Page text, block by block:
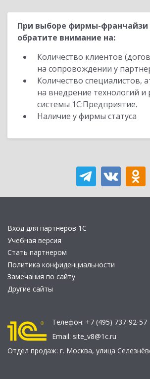
При выборе фирмы-франчайзи
обратите внимание на:
Количество клиентов
на сопровождении у
Количество специалистов,
на внедрение технологий
системы 1С:Предприятие.
Наличие у фирмы статуса
Вход для партнеров 1С
Учебная версия
Стать партнером
Политика конфиденциальности
Замечания по сайту
Другие сайты
Телефон: +7 (495) 737-92-57
Email: site_v8@1c.ru
Отдел продаж: г. Москва, улица